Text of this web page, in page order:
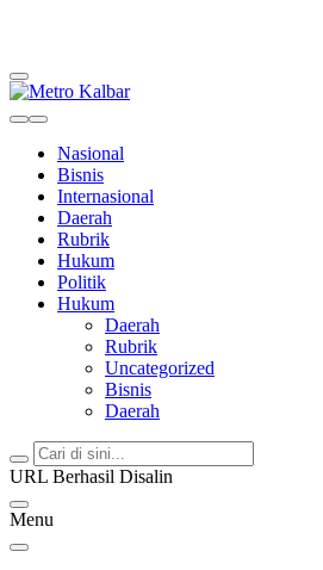
Nasional
Bisnis
Internasional
Daerah
Rubrik
Hukum
Politik
Hukum
Daerah
Rubrik
Uncategorized
Bisnis
Daerah
URL Berhasil Disalin
Menu